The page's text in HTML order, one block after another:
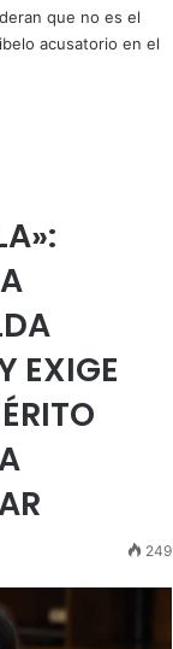
que no es el
acusatorio en el
EXIGE
249